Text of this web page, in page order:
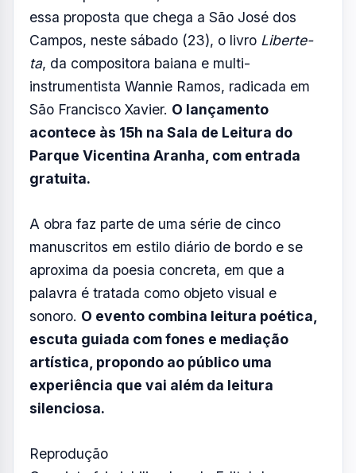
aproxima da poesia concreta, em que a
palavra é tratada como objeto visual e
sonoro. O evento combina leitura poética,
escuta guiada com fones e mediação
artística, propondo ao público uma
experiência que vai além da leitura
silenciosa.
O projeto foi viabilizado pelo Edital de
Publicação de Obra Literária e Estímulo à
Leitura, do Fundo Municipal da Cidade. Dos
500 exemplares produzidos, parte será
distribuída gratuitamente em bibliotecas e na
rede pública de ensino. Os demais serão
comercializados a menos de R$ 15.
A programação segue no domingo (24),
acompanhada de projeção do vídeo-livro